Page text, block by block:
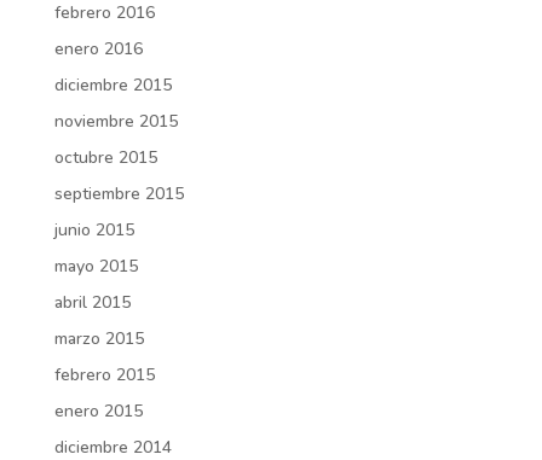
febrero 2016
enero 2016
diciembre 2015
noviembre 2015
octubre 2015
septiembre 2015
junio 2015
mayo 2015
abril 2015
marzo 2015
febrero 2015
enero 2015
diciembre 2014